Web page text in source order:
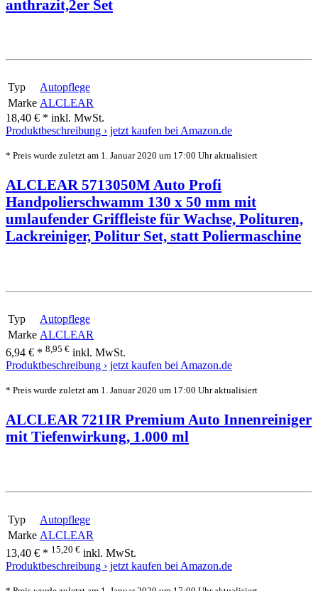
anthrazit,2er Set
Typ
Autopflege
Marke ALCLEAR
18,40 € * inkl. MwSt.
Produktbeschreibung › jetzt kaufen bei Amazon.de
* Preis wurde zuletzt am 1. Januar 2020 um 17:00 Uhr aktualisiert
ALCLEAR 5713050M Auto Profi
Handpolierschwamm 130 x 50 mm mit
umlaufender Griffleiste für Wachse, Polituren,
Lackreiniger, Politur Set, statt Poliermaschine
Typ
Autopflege
Marke ALCLEAR
6,94 € * 8,95 € inkl. MwSt.
Produktbeschreibung › jetzt kaufen bei Amazon.de
* Preis wurde zuletzt am 1. Januar 2020 um 17:00 Uhr aktualisiert
ALCLEAR 721IR Premium Auto Innenreiniger
mit Tiefenwirkung, 1.000 ml
Typ
Autopflege
Marke ALCLEAR
13,40 € * 15,20 € inkl. MwSt.
Produktbeschreibung › jetzt kaufen bei Amazon.de